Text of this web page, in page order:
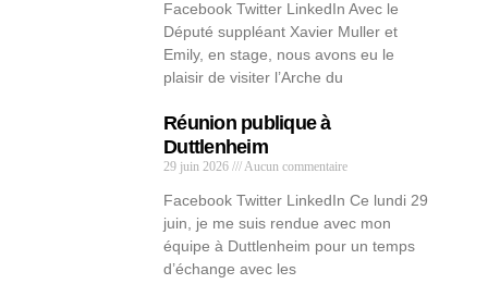
Facebook Twitter LinkedIn Avec le
Député suppléant Xavier Muller et
Emily, en stage, nous avons eu le
plaisir de visiter l’Arche du
Réunion publique à
Duttlenheim
29 juin 2026 Aucun commentaire
Facebook Twitter LinkedIn Ce lundi 29
juin, je me suis rendue avec mon
équipe à Duttlenheim pour un temps
d’échange avec les